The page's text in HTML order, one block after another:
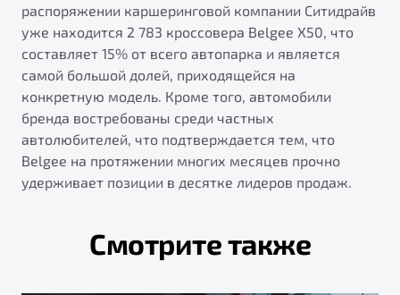
распоряжении каршеринговой компании Ситидрайв
уже находится 2 783 кроссовера Belgee X50, что
составляет 15% от всего автопарка и является
самой большой долей, приходящейся на
конкретную модель. Кроме того, автомобили
бренда востребованы среди частных
автолюбителей, что подтверждается тем, что
Belgee на протяжении многих месяцев прочно
удерживает позиции в десятке лидеров продаж.
Смотрите также